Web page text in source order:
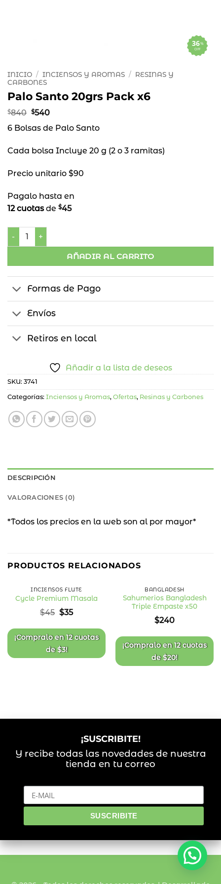
%
OFF
36
INICIO / INCIENSOS Y AROMAS / RESINAS Y
CARBONES
Palo Santo 20grs Pack x6
$840 El
original
$540El
actual
6 Bolsas de Palo Santo
Cada bolsa Incluye 20 g (2 o 3 ramitas)
Precio unitario $90
Pagalo hasta en
12 cuotasde $45
Palo Santo 20grs Pack x6 cantidad
AÑADIR AL CARRITO
Formas de Pago
Envíos
Retiros en local
Añadir a la lista de deseos
SKU: 3741
Categorías: Inciensos y Aromas, Ofertas, Resinas y Carbones
DESCRIPCIÓN
VALORACIONES (0)
*Todos los precios en la web son al por mayor*
PRODUCTOS RELACIONADOS
OFF
de
deseos
INCIENSOS FLUTE
Cycle Premium Masala
$45 El
original
era:
$45.
$35El
actual
es:
$35.
¡Compralo en12 cuotas
de$3!
Añadir
BANGLADESH
Sahumerios Bangladesh
Triple Empaste x50
$240
¡Compralo en12 cuotas
de$20!
¡SUSCRIBITE!
Y recibe todas las novedades de nuestra
tienda en tu correo